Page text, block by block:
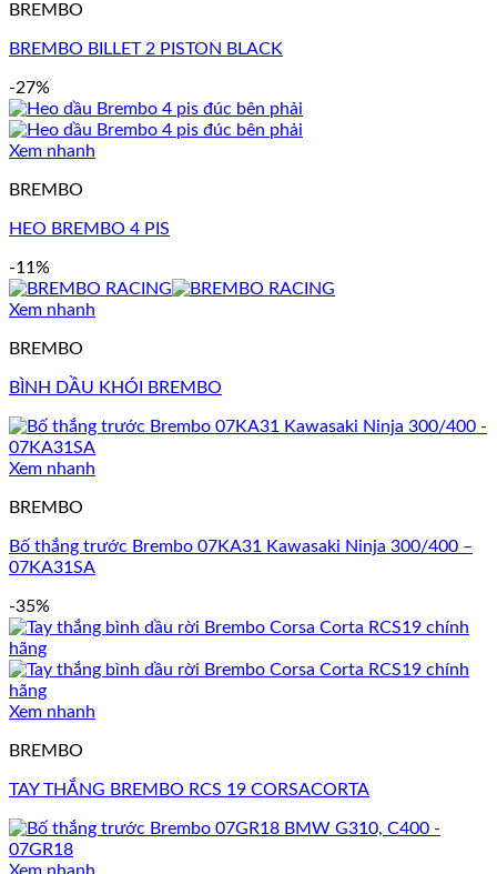
BREMBO
BREMBO BILLET 2 PISTON BLACK
-27%
Xem nhanh
BREMBO
HEO BREMBO 4 PIS
-11%
Xem nhanh
BREMBO
BÌNH DẦU KHÓI BREMBO
Xem nhanh
BREMBO
Bố thắng trước Brembo 07KA31 Kawasaki Ninja 300/400 –
07KA31SA
-35%
Xem nhanh
BREMBO
TAY THẮNG BREMBO RCS 19 CORSACORTA